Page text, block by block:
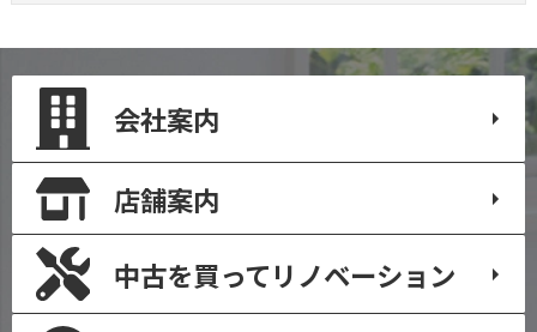
会社案内
店舗案内
中古を買ってリノベーション